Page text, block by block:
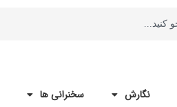
نگارش سخنرانی ها